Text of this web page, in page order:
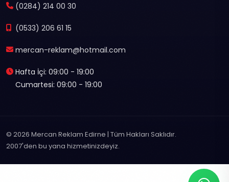
(0284) 214 00 30
(0533) 206 61 15
mercan-reklam@hotmail.com
Hafta İçi: 09:00 - 19:00
Cumartesi: 09:00 - 19:00
© 2026 Mercan Reklam Edirne | Tüm Hakları Saklıdır.
2007'den bu yana hizmetinizdeyiz.